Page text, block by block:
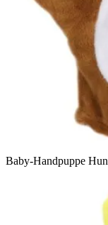
Baby-Handpuppe